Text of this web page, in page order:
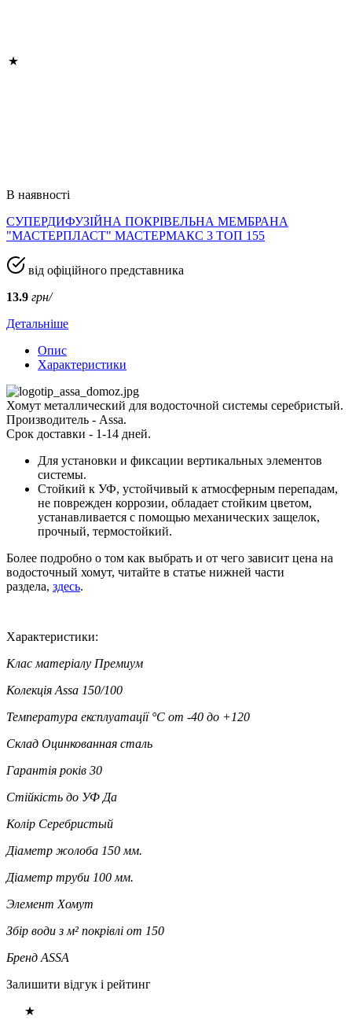
В наявності
СУПЕРДИФУЗІЙНА ПОКРІВЕЛЬНА МЕМБРАНА
"МАСТЕРПЛАСТ" МАСТЕРМАКС 3 ТОП 155
від офіційного представника
13.9 грн/
Детальніше
Опис
Характеристики
Хомут металлический для водосточной системы серебристый.
Производитель - Assa.
Срок доставки - 1-14 дней.
Для установки и фиксации вертикальных элементов
системы.
Стойкий к УФ, устойчивый к атмосферным перепадам,
не поврежден коррозии, обладает стойким цветом,
устанавливается с помощью механических защелок,
прочный, термостойкий.
Более подробно о том как выбрать и от чего зависит цена на
водосточный хомут, читайте в статье нижней части
раздела, здесь.
Характеристики:
Клас матеріалу Премиум
Колекція Assa 150/100
Температура експлуатації °C от -40 до +120
Склад Оцинкованная сталь
Гарантія років 30
Стійкість до УФ Да
Колір Серебристый
Діаметр жолоба 150 мм.
Діаметр труби 100 мм.
Элемент Хомут
Збір води з м² покрівлі от 150
Бренд ASSA
Залишити відгук і рейтинг